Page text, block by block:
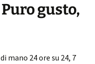
gusto,
mano 24 ore su 24, 7